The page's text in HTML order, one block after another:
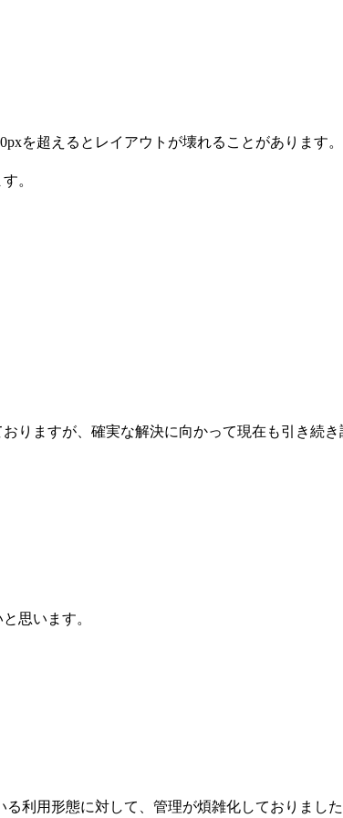
を超えるとレイアウトが壊れることがあります
。
りますが、確実な解決に向かって現在も引き続き
思います。
利用形態に対して、管理が煩雑化しておりました